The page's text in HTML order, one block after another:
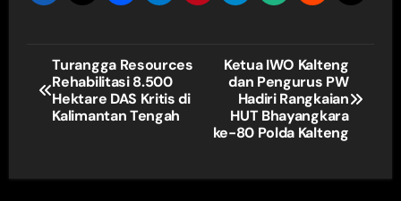
Navigasi
pos
Turangga Resources
Rehabilitasi 8.500
Hektare DAS Kritis di
Kalimantan Tengah
Ketua IWO Kalteng
dan Pengurus PW
Hadiri Rangkaian
HUT Bhayangkara
ke-80 Polda Kalteng